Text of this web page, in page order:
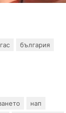
българия
нап